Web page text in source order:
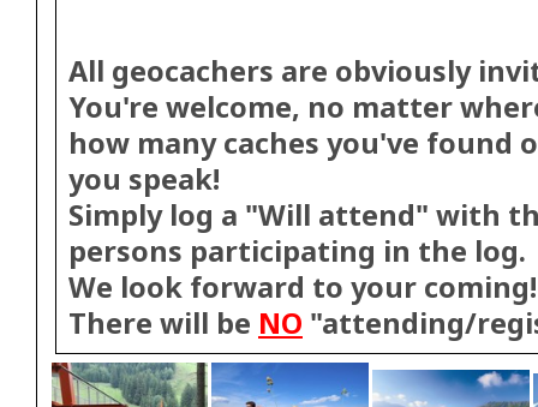
All geocachers are obviously
You're welcome, no matter
how many caches you've found
you speak!
Simply log a "Will attend" with
persons participating in the log.
We look forward to your coming!
There will be NO "attending/